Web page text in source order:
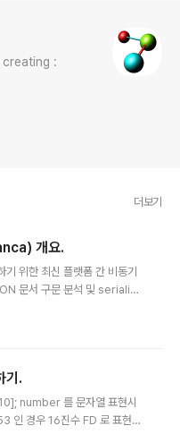
더보기
개요.
위한 최신 플랫폼 간 비동기
문서 구문 분석 및 serializ
원격 서비스에 대한 WebSo
REST SDK 깃허브 : htt
기.
number 를 문자열 표현시
인 경우 16진수 FD 로 표현.